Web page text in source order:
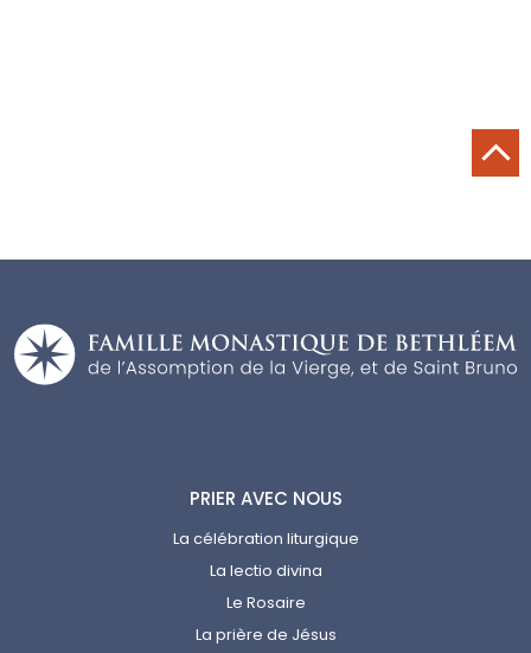
PRIER AVEC NOUS
La célébration liturgique
La lectio divina
Le Rosaire
La prière de Jésus